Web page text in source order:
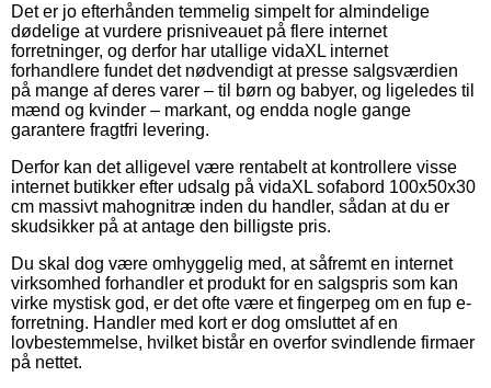
Det er jo efterhånden temmelig simpelt for almindelige
dødelige at vurdere prisniveauet på flere internet
forretninger, og derfor har utallige vidaXL internet
forhandlere fundet det nødvendigt at presse salgsværdien
på mange af deres varer – til børn og babyer, og ligeledes til
mænd og kvinder – markant, og endda nogle gange
garantere fragtfri levering.
Derfor kan det alligevel være rentabelt at kontrollere visse
internet butikker efter udsalg på vidaXL sofabord 100x50x30
cm massivt mahognitræ inden du handler, sådan at du er
skudsikker på at antage den billigste pris.
Du skal dog være omhyggelig med, at såfremt en internet
virksomhed forhandler et produkt for en salgspris som kan
virke mystisk god, er det ofte være et fingerpeg om en fup e-
forretning. Handler med kort er dog omsluttet af en
lovbestemmelse, hvilket bistår en overfor svindlende firmaer
på nettet.